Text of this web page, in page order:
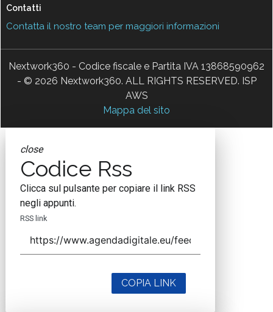
Contatti
Contatta il nostro team per maggiori informazioni
Nextwork360 - Codice fiscale e Partita IVA 13868590962
- © 2026 Nextwork360. ALL RIGHTS RESERVED. ISP
AWS
Mappa del sito
close
Codice Rss
Clicca sul pulsante per copiare il link RSS
negli appunti.
RSS link
COPIA LINK